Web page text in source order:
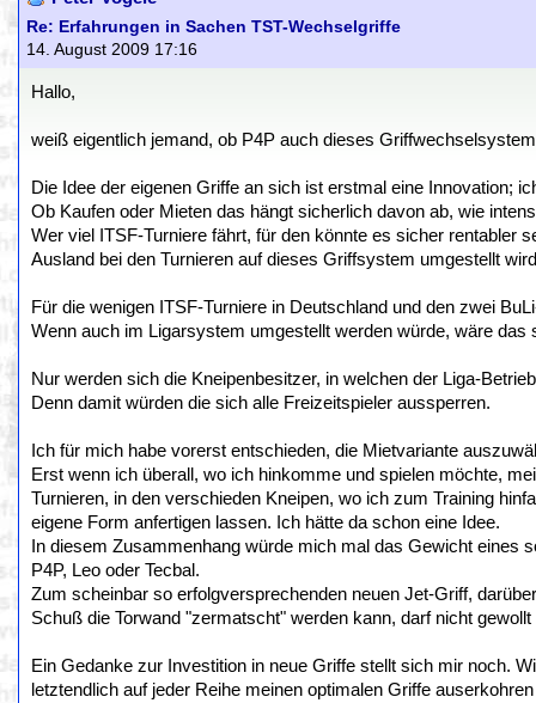
Re: Erfahrungen in Sachen TST-Wechselgriffe
14. August 2009 17:16
Hallo,
weiß eigentlich jemand, ob P4P auch dieses
Die Idee der eigenen Griffe an sich ist erstmal eine Innovation;
Ob Kaufen oder Mieten das hängt sicherlich davon ab, wie
Wer viel ITSF-Turniere fährt, für den könnte es sicher rentabler
Ausland bei den Turnieren auf dieses Griffsystem umgestellt
Für die wenigen ITSF-Turniere in Deutschland und den zwei
Wenn auch im Ligarsystem umgestellt werden würde, wäre
Nur werden sich die Kneipenbesitzer, in welchen der Liga-
Denn damit würden die sich alle Freizeitspieler aussperren.
Ich für mich habe vorerst entschieden, die Mietvariante
Erst wenn ich überall, wo ich hinkomme und spielen möchte,
Turnieren, in den verschieden Kneipen, wo ich zum Training
eigene Form anfertigen lassen. Ich hätte da schon eine Idee.
In diesem Zusammenhang würde mich mal das Gewicht eines
P4P, Leo oder Tecbal.
Zum scheinbar so erfolgversprechenden neuen Jet-Griff,
Schuß die Torwand "zermatscht" werden kann, darf nicht gewollt
Ein Gedanke zur Investition in neue Griffe stellt sich mir noch.
letztendlich auf jeder Reihe meinen optimalen Griffe